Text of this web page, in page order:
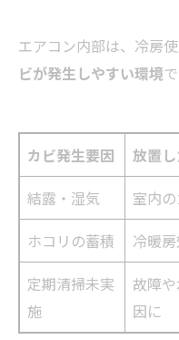
エアコン内部は、冷房
ビが発生しやすい環境で
カビ発生要因
放置
結露・湿気
室内
ホコリの蓄積
冷暖
定期清掃未実
施
故障
因に